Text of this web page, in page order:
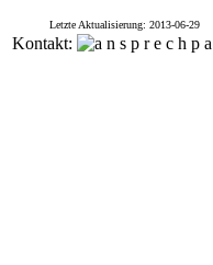
Letzte Aktualisierung: 2013-06-29
Kontakt: